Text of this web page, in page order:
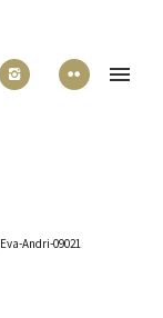
Eva-Andri-09021